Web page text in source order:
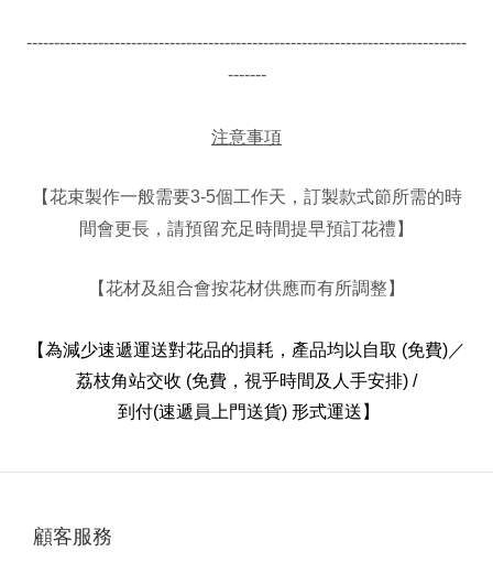
--------------------------------------------------------------------------------
-------
注意事項
【花束製作一般需要3-5個工作天，訂製款式節所需的時
間會更長，請預留充足時間提早預訂花禮 】
【花材及組合會按花材供應而有所調整】
【為減少速遞運送對花品的損耗， 產品均以自取 (免費)／
荔枝角站交收 (免費，視乎時間及人手安排) /
到付(速遞員上門送貨) 形式運送 】
顧客服務